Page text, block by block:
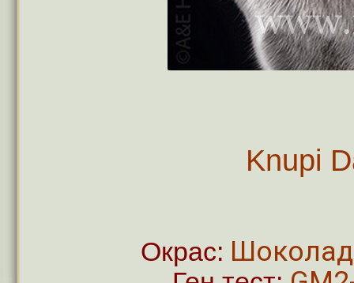
Knupi
Окрас: